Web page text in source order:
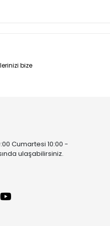
bize
Cumartesi 10:00 -
ulaşabilirsiniz.